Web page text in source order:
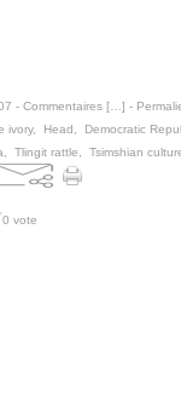
- Commentaires [ ] -
ivory, Head Democratic
Tlingit rattle Tsimshian
0 vote